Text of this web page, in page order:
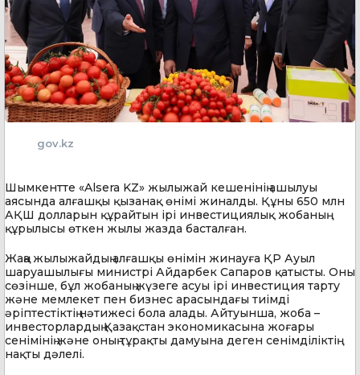
gov.kz
Шымкентте «Alsera KZ» жылыжай кешенінің ашылуы
аясында алғашқы қызанақ өнімі жиналды. Құны 650 млн
АҚШ долларын құрайтын ірі инвестициялық жобаның
құрылысы өткен жылы жазда басталған.
Жаңа жылыжайдың алғашқы өнімін жинауға ҚР Ауыл
шаруашылығы министрі Айдарбек Сапаров қатысты. Оның
сөзінше, бұл жобаның жүзеге асуы ірі инвестиция тарту
және мемлекет пен бизнес арасындағы тиімді
әріптестіктің нәтижесі бола алады. Айтуынша, жоба –
инвесторлардың Қазақстан экономикасына жоғары
сенімінің және оның тұрақты дамуына деген сенімділіктің
нақты дәлелі.